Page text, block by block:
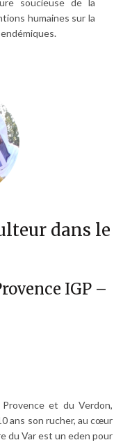
soucieuse de la
humaines sur la
dans le
IGP –
et du Verdon,
ans son rucher, au cœur
du Var est un eden pour